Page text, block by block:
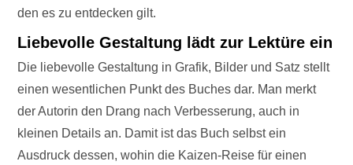
den es zu entdecken gilt.
Liebevolle Gestaltung lädt zur Lektüre ein
Die liebevolle Gestaltung in Grafik, Bilder und Satz stellt
einen wesentlichen Punkt des Buches dar. Man merkt
der Autorin den Drang nach Verbesserung, auch in
kleinen Details an. Damit ist das Buch selbst ein
Ausdruck dessen, wohin die Kaizen-Reise für einen